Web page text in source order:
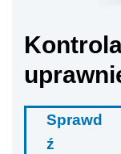
Sprawd
ź